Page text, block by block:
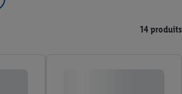
14 produits